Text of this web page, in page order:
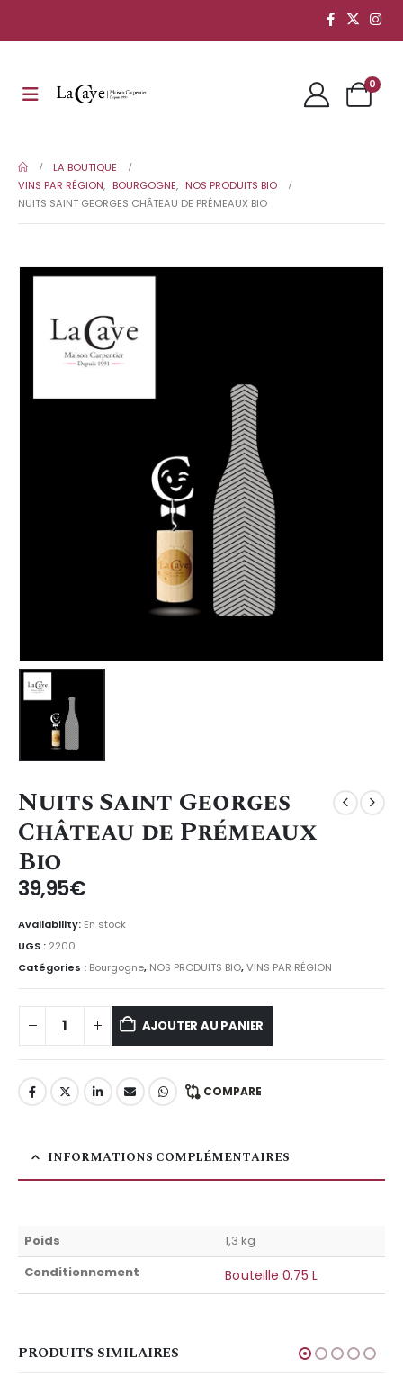
0
LA BOUTIQUE
VINS PAR RÉGION, BOURGOGNE, NOS PRODUITS BIO
NUITS SAINT GEORGES CHÂTEAU DE PRÉMEAUX BIO
Nuits Saint Georges
Château de Prémeaux
Bio
39,95€
Availability: En stock
UGS : 2200
Catégories : Bourgogne, NOS PRODUITS BIO,VINS PAR RÉGION
AJOUTER AU PANIER
COMPARE
INFORMATIONS COMPLÉMENTAIRES
Poids
1,3 kg
Conditionnement
Bouteille 0.75 L
PRODUITS SIMILAIRES